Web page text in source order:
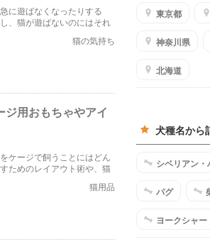
に遊ばなくなったりする
、猫が遊ばないのにはそれ
猫の気持ち
用おもちゃやアイ
ケージで飼うことにはどん
ためのレイアウト術や、猫
猫用品
東京都
神奈川県
北海道
犬種名から
シベリアン
パグ
ヨークシャ